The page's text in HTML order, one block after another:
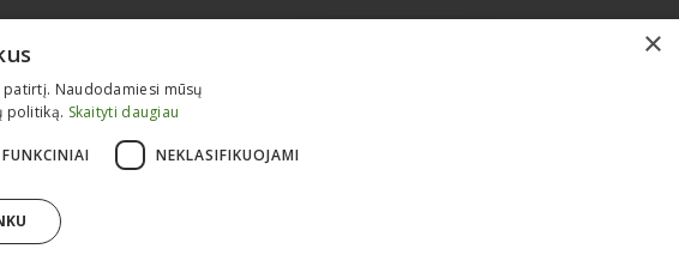
remontas
×
Naudodamiesi mūsų
politiką. Skaityti daugiau
FUNKCINIAI NEKLASIFIKUOJAMI